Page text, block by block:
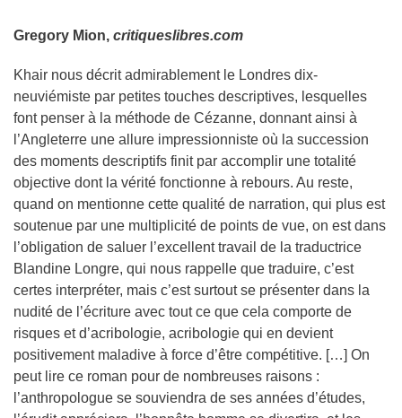
Gregory Mion, critiqueslibres.com
Khair nous décrit admirablement le Londres dix-
neuviémiste par petites touches descriptives, lesquelles
font penser à la méthode de Cézanne, donnant ainsi à
l’Angleterre une allure impressionniste où la succession
des moments descriptifs finit par accomplir une totalité
objective dont la vérité fonctionne à rebours. Au reste,
quand on mentionne cette qualité de narration, qui plus est
soutenue par une multiplicité de points de vue, on est dans
l’obligation de saluer l’excellent travail de la traductrice
Blandine Longre, qui nous rappelle que traduire, c’est
certes interpréter, mais c’est surtout se présenter dans la
nudité de l’écriture avec tout ce que cela comporte de
risques et d’acribologie, acribologie qui en devient
positivement maladive à force d’être compétitive. […] On
peut lire ce roman pour de nombreuses raisons :
l’anthropologue se souviendra de ses années d’études,